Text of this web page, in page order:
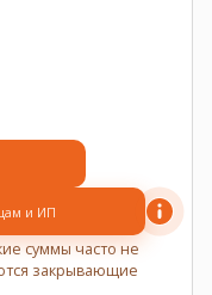
и ИП
суммы часто не
закрывающие